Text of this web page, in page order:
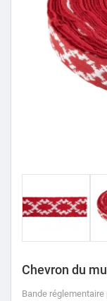
Chevron du
Bande